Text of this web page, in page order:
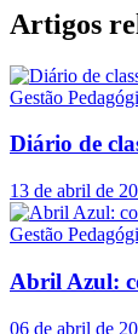
Artigos
Gestão
Diário de
13 de abril de
Gestão
Abril Azul:
06 de abril de